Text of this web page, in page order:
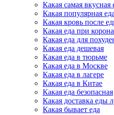
Какая самая вкусная
Какая популярная еда
Какая кровь после
Какая еда при
Какая еда для
Какая еда дешевая
Какая еда в тюрьме
Какая еда в Москве
Какая еда в лагере
Какая еда в Китае
Какая еда безопасная
Какая доставка еды
Какая бывает еда